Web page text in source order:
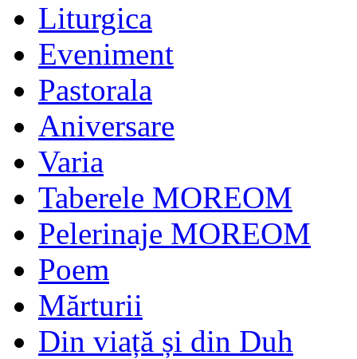
Liturgica
Eveniment
Pastorala
Aniversare
Varia
Taberele MOREOM
Pelerinaje MOREOM
Poem
Mărturii
Din viață și din Duh